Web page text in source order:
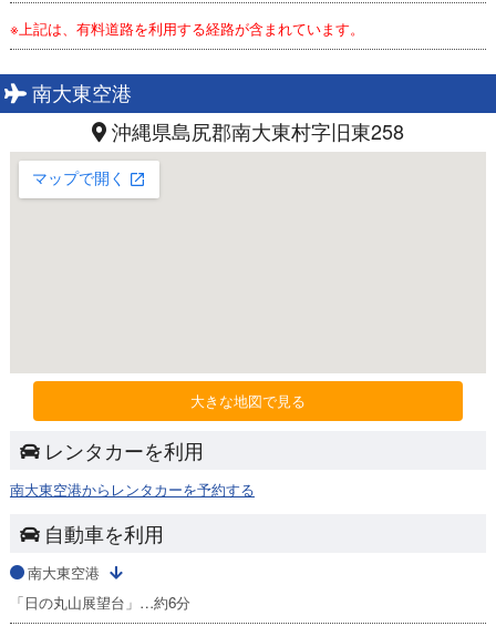
※上記は、有料道路を利用する経路が含まれています。
南大東空港
沖縄県島尻郡南大東村字旧東258
大きな地図で見る
レンタカーを利用
南大東空港からレンタカーを予約する
自動車を利用
南大東空港
「日の丸山展望台」…約6分